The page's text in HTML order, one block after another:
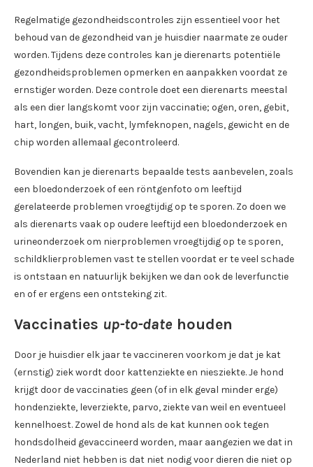
Regelmatige gezondheidscontroles zijn essentieel voor het
behoud van de gezondheid van je huisdier naarmate ze ouder
worden. Tijdens deze controles kan je dierenarts potentiële
gezondheidsproblemen opmerken en aanpakken voordat ze
ernstiger worden. Deze controle doet een dierenarts meestal
als een dier langskomt voor zijn vaccinatie; ogen, oren, gebit,
hart, longen, buik, vacht, lymfeknopen, nagels, gewicht en de
chip worden allemaal gecontroleerd.
Bovendien kan je dierenarts bepaalde tests aanbevelen, zoals
een bloedonderzoek of een röntgenfoto om leeftijd
gerelateerde problemen vroegtijdig op te sporen. Zo doen we
als dierenarts vaak op oudere leeftijd een bloedonderzoek en
urineonderzoek om nierproblemen vroegtijdig op te sporen,
schildklierproblemen vast te stellen voordat er te veel schade
is ontstaan en natuurlijk bekijken we dan ook de leverfunctie
en of er ergens een ontsteking zit.
Vaccinaties up-to-date houden
Door je huisdier elk jaar te vaccineren voorkom je dat je kat
(ernstig) ziek wordt door kattenziekte en niesziekte. Je hond
krijgt door de vaccinaties geen (of in elk geval minder erge)
hondenziekte, leverziekte, parvo, ziekte van weil en eventueel
kennelhoest. Zowel de hond als de kat kunnen ook tegen
hondsdolheid gevaccineerd worden, maar aangezien we dat in
Nederland niet hebben is dat niet nodig voor dieren die niet op